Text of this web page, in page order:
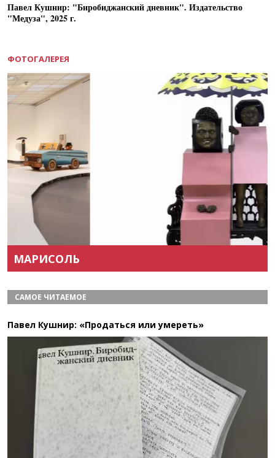
Павел Кушнир: "Биробиджанский дневник". Издательство
"Медуза", 2025 г.
ФОТОГАЛЕРЕЯ
МАРИСОЛЬ
САМОЕ ЧИТАЕМОЕ
Павел Кушнир: «Продаться или умереть»